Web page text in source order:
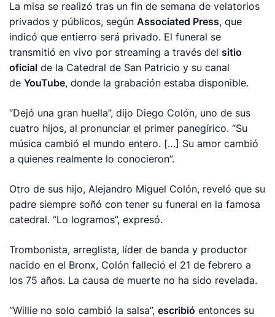
La misa se realizó tras un fin de semana de velatorios
privados y públicos, segúnAssociated Press, que
indicó que entierro será privado. El funeral se
transmitió en vivo por streaming a través delsitio
oficial de la Catedral de San Patricio y su canal
deYouTube, donde la grabación estaba disponible.
“Dejó una gran huella”, dijo Diego Colón, uno de sus
cuatro hijos, al pronunciar el primer panegírico. “Su
música cambió el mundo entero. […] Su amor cambió
a quienes realmente lo conocieron”.
Otro de sus hijo, Alejandro Miguel Colón, reveló que su
padre siempre soñó con tener su funeral en la famosa
catedral. “Lo logramos”, expresó.
Trombonista, arreglista, líder de banda y productor
nacido en el Bronx, Colón falleció el 21 de febrero a
los 75 años. La causa de muerte no ha sido revelada.
“Willie no solo cambió la salsa”,escribió entonces su